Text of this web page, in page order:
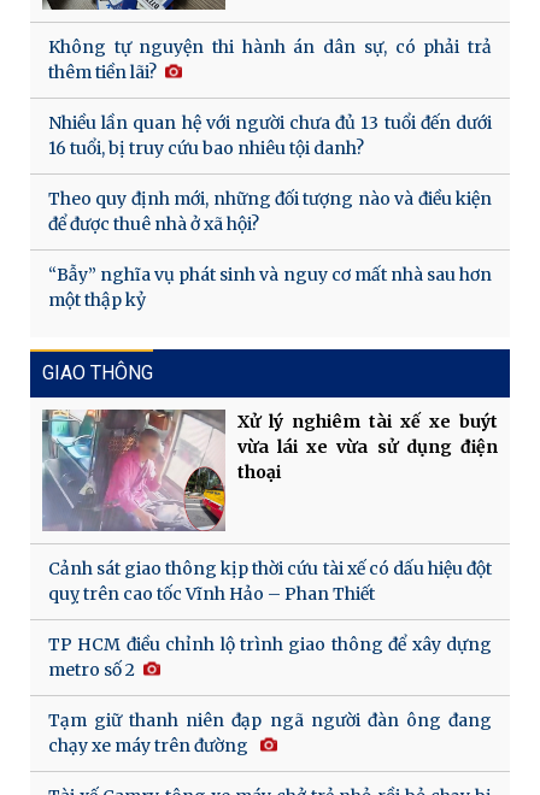
Không tự nguyện thi hành án dân sự, có phải trả
thêm tiền lãi?
Nhiều lần quan hệ với người chưa đủ 13 tuổi đến dưới
16 tuổi, bị truy cứu bao nhiêu tội danh?
Theo quy định mới, những đối tượng nào và điều kiện
để được thuê nhà ở xã hội?
“Bẫy” nghĩa vụ phát sinh và nguy cơ mất nhà sau hơn
một thập kỷ
GIAO THÔNG
Xử lý nghiêm tài xế xe buýt
vừa lái xe vừa sử dụng điện
thoại
Cảnh sát giao thông kịp thời cứu tài xế có dấu hiệu đột
quỵ trên cao tốc Vĩnh Hảo – Phan Thiết
TP HCM điều chỉnh lộ trình giao thông để xây dựng
metro số 2
Tạm giữ thanh niên đạp ngã người đàn ông đang
chạy xe máy trên đường